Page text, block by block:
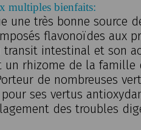
multiples bienfaits:
une très bonne source
flavonoïdes aux
intestinal et son
un rhizome de la famille
de nombreuses
ses vertus
des troubles